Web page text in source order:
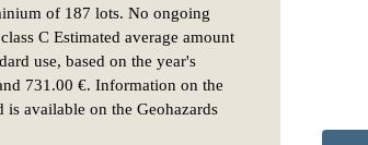
of 187 lots. No ongoing
C Estimated average amount
use, based on the year's
731.00 €. Information on the
available on the Geohazards